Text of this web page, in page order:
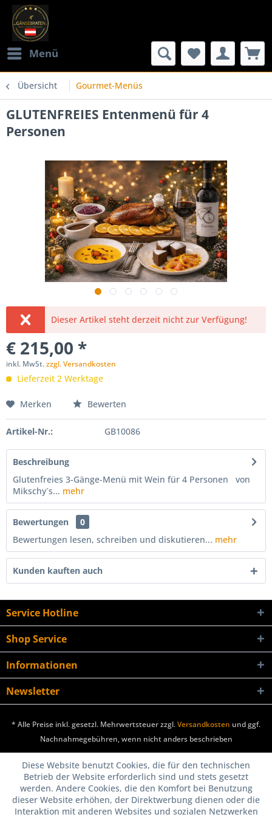
Menü
Übersicht Gourmet-Menüs
GLUTENFREIES Entenmenü für 4
Personen
Dieser Artikel steht derzeit nicht zur Verfügung!
€ 215,00 *
inkl. MwSt.zzgl. Versandkosten
Lieferzeit 2 Werktage
Merken Bewerten
Artikel-Nr.: GB10086
Beschreibung
Glutenfreies 3-Gänge-Menü mit Wein für 4 Personen von
Mikschy´s... mehr
Bewertungen
0
Bewertungen lesen, schreiben und diskutieren... mehr
Kunden kauften auch
Service Hotline
Shop Service
Informationen
Newsletter
* Alle Preise inkl. gesetzl. Mehrwertsteuer zzgl.Versandkosten und ggf.
Nachnahmegebühren, wenn nicht anders beschrieben
Diese Website benutzt Cookies, die für den technischen
Betrieb der Website erforderlich sind und stets gesetzt
werden. Andere Cookies, die den Komfort bei Benutzung
dieser Website erhöhen, der Direktwerbung dienen oder die
Interaktion mit anderen Websites und sozialen Netzwerken